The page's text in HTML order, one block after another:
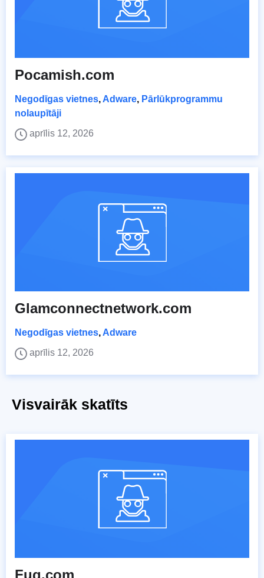
Pocamish.com
Negodīgas vietnes, Adware, Pārlūkprogrammu
nolaupītāji
aprīlis 12, 2026
Glamconnectnetwork.com
Negodīgas vietnes, Adware
aprīlis 12, 2026
Visvairāk skatīts